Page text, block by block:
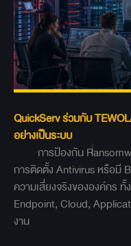
QuickServ ร่วมกับ
อย่างเป็นระบบ
การป้องกัน
การติดตั้ง Antivirus หรือมี
ความเสี่ยงจริงขององค์กร
Endpoint, Cloud,
งาน